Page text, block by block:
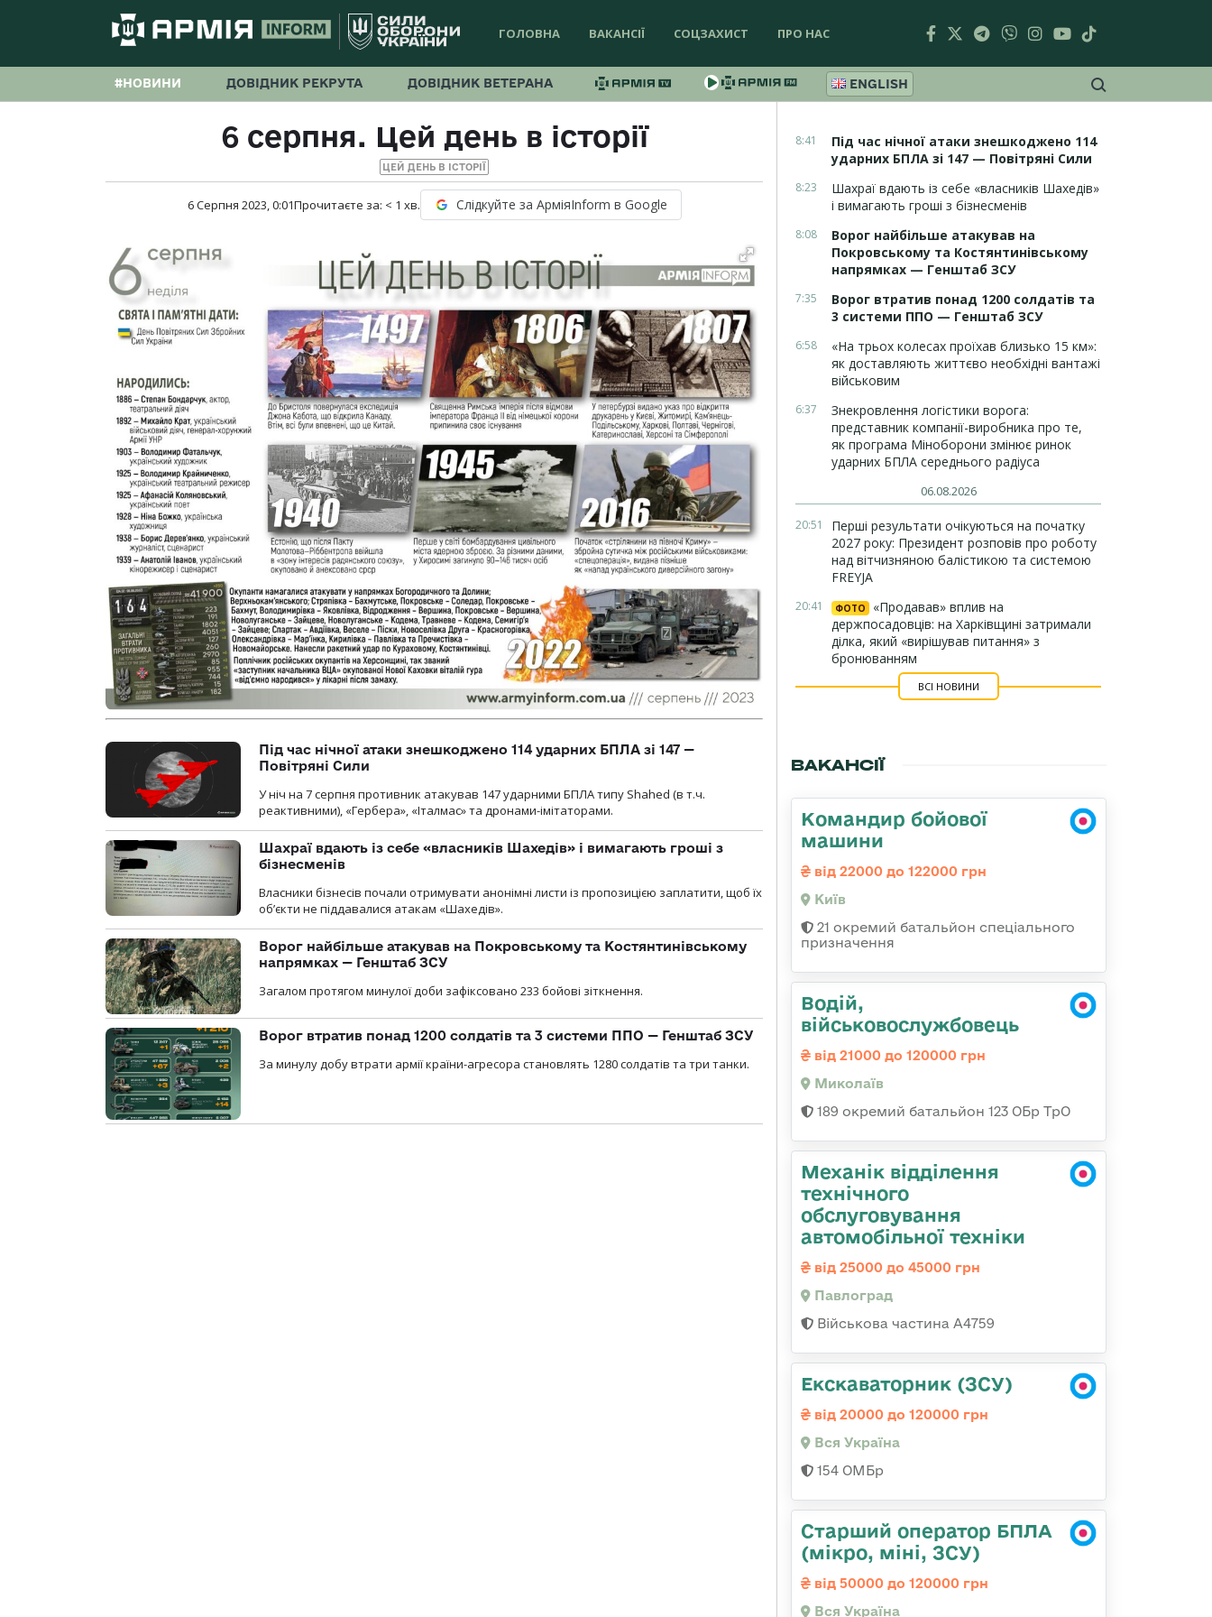
ГОЛОВНА ВАКАНСІЇ СОЦЗАХИСТ ПРО НАС
#НОВИНИ ДОВІДНИК РЕКРУТА ДОВІДНИК ВЕТЕРАНА ENGLISH
6 серпня. Цей день в історії
ЦЕЙ ДЕНЬ В ІСТОРІЇ
6 Серпня 2023, 0:01Прочитаєте за: < 1 хв. Слідкуйте за АрміяInform в Google
Під час нічної атаки знешкоджено 114 ударних БПЛА зі 147 —
Повітряні Сили
У ніч на 7 серпня противник атакував 147 ударними БПЛА типу Shahed (в т.ч.
реактивними), «Гербера», «Італмас» та дронами-імітаторами.
Шахраї вдають із себе «власників Шахедів» і вимагають гроші з
бізнесменів
Власники бізнесів почали отримувати анонімні листи із пропозицією заплатити, щоб їх
об’єкти не піддавалися атакам «Шахедів».
Ворог найбільше атакував на Покровському та Костянтинівському
напрямках — Генштаб ЗСУ
Загалом протягом минулої доби зафіксовано 233 бойові зіткнення.
Ворог втратив понад 1200 солдатів та 3 системи ППО — Генштаб ЗСУ
За минулу добу втрати армії країни-агресора становлять 1280 солдатів та три танки.
8:41
Під час нічної атаки знешкоджено 114
ударних БПЛА зі 147 — Повітряні Сили
8:23
Шахраї вдають із себе «власників Шахедів»
і вимагають гроші з бізнесменів
8:08
Ворог найбільше атакував на
Покровському та Костянтинівському
напрямках — Генштаб ЗСУ
7:35
Ворог втратив понад 1200 солдатів та
3 системи ППО — Генштаб ЗСУ
6:58
«На трьох колесах проїхав близько 15 км»:
як доставляють життєво необхідні вантажі
військовим
6:37
Знекровлення логістики ворога:
представник компанії-виробника про те,
як програма Міноборони змінює ринок
ударних БПЛА середнього радіуса
06.08.2026
20:51
Перші результати очікуються на початку
2027 року: Президент розповів про роботу
над вітчизняною балістикою та системою
FREYJA
20:41 ФОТО
«Продавав» вплив на
держпосадовців: на Харківщині затримали
ділка, який «вирішував питання» з
бронюванням
ВСІ НОВИНИ
ВАКАНСІЇ
Командир бойової
машини
від 22000 до 122000 грн
Київ
21 окремий батальйон спеціального
призначення
Водій,
військовослужбовець
від 21000 до 120000 грн
Миколаїв
189 окремий батальйон 123 ОБр ТрО
Механік відділення
технічного
обслуговування
автомобільної техніки
від 25000 до 45000 грн
Павлоград
Військова частина А4759
Екскаваторник (ЗСУ)
від 20000 до 120000 грн
Вся Україна
154 ОМБр
Старший оператор БПЛА
(мікро, міні, ЗСУ)
від 50000 до 120000 грн
Вся Україна